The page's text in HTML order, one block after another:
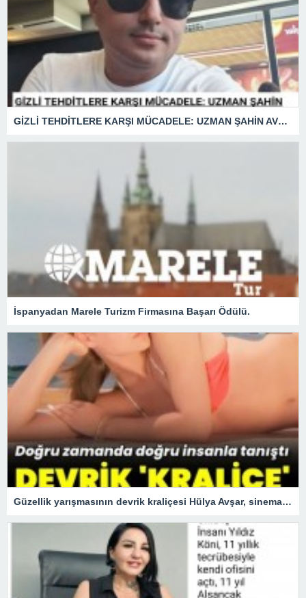
GİZLİ TEHDİTLERE KARŞI MÜCADELE: UZMAN ŞAHİN AVŞAR ANLATIYOR – “İSTİHBARATA KARŞI KOYMADAN VAZGEÇMEK, KAPINIZI AÇIK BIRAKMAK GİBİDİR!”
İspanyadan Marele Turizm Firmasına Başarı Ödülü.
Güzellik yarışmasının devrik kraliçesi Hülya Avşar, sinemanın kraliçesi oldu.